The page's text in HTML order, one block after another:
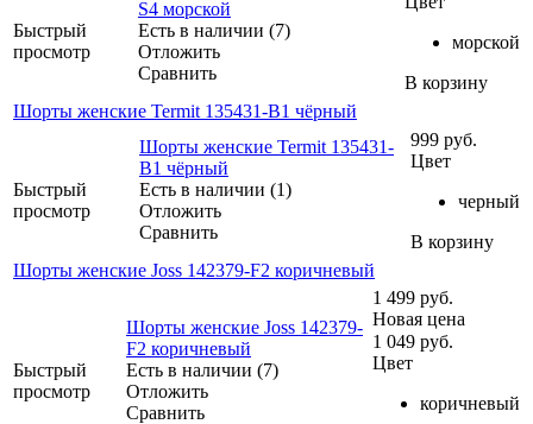
Быстрый
просмотр
S4 морской
Есть в наличии (7)
Отложить
Сравнить
морской
В корзину
Шорты женские Termit 135431-B1 чёрный
Быстрый
просмотр
Шорты женские Termit 135431-
B1 чёрный
Есть в наличии (1)
Отложить
Сравнить
999 руб.
Цвет
черный
В корзину
Шорты женские Joss 142379-F2 коричневый
Быстрый
просмотр
Шорты женские Joss 142379-
F2 коричневый
Есть в наличии (7)
Отложить
Сравнить
1 499 руб.
Новая цена
1 049 руб.
Цвет
коричневый